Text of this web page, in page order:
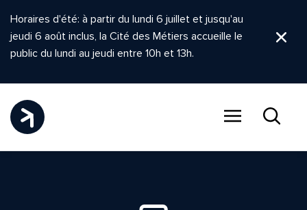
Horaires d'été: à partir du lundi 6 juillet et jusqu'au
jeudi 6 août inclus, la Cité des Métiers accueille le
public du lundi au jeudi entre 10h et 13h.